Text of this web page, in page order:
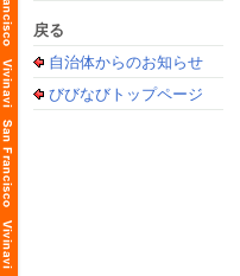
戻る
自治体からのお知らせ
びびなびトップページ